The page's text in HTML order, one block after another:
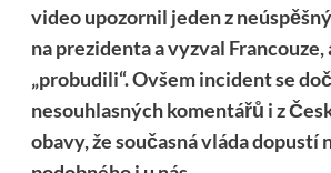
video upozornil jeden z
na prezidenta a vyzval Francouze,
„probudili“. Ovšem incident se
nesouhlasných komentářů i z
obavy, že současná vláda dopustí